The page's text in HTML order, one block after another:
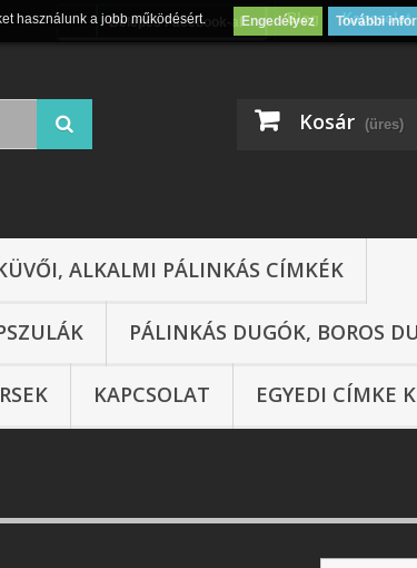
Kapcsolat
Blog
Belépés Facebook-al
Kosár (üres)
ALKALMI PÁLINKÁS CÍMKÉK
PÁLINKÁS DUGÓK, BOROS
KAPCSOLAT EGYEDI CÍMKE
használunk a jobb működésért. Engedélyez További